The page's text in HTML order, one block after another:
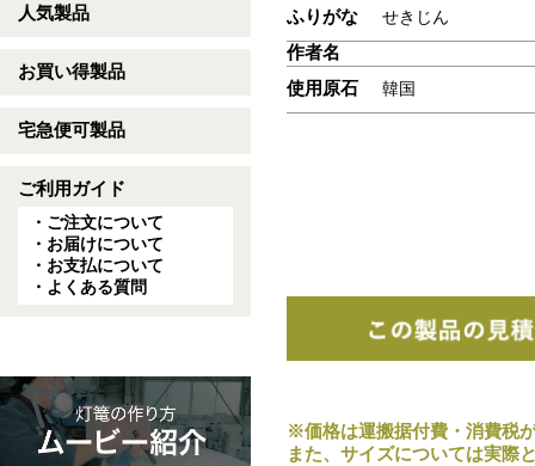
人気製品
お買い得製品
宅急便可製品
ご利用ガイド
・ご注文について
・お届けについて
・お支払について
・よくある質問
ふりがな せきじん
作者名
使用原石
韓国
※価格は運搬据付費・消費税
また、サイズについては実際